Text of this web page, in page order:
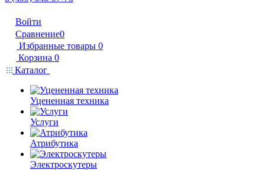
Войти
Сравнение0
Избранные товары 0
Корзина 0
Каталог
Уцененная техника
Услуги
Атрибутика
Электроскутеры